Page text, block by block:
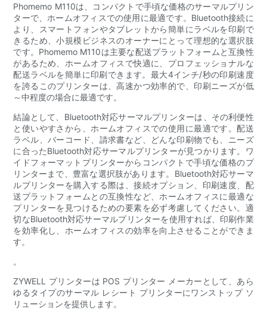
Phomemo M110は、コンパクトで手頃な価格のサーマルプリン
ターで、ホームオフィスでの使用に最適です。Bluetooth接続に
より、スマートフォンやタブレットから簡単にラベルを印刷で
きるため、小規模ビジネスのオーナーにとって理想的な選択肢
です。Phomemo M110は主要な配送プラットフォームと互換性
があるため、ホームオフィスで快適に、プロフェッショナルな
配送ラベルを簡単に印刷できます。最大4インチ/秒の印刷速度
を誇るこのプリンターは、高速かつ効率的で、印刷ニーズが低
～中程度の場合に最適です。
結論として、Bluetooth対応サーマルプリンターは、その利便性
と使いやすさから、ホームオフィスでの使用に最適です。配送
ラベル、バーコード、請求書など、どんな印刷物でも、ニーズ
に合ったBluetooth対応サーマルプリンターが見つかります。ワ
イドフォーマットプリンターからコンパクトで手頃な価格のプ
リンターまで、豊富な選択肢があります。Bluetooth対応サーマ
ルプリンターを購入する際は、接続オプション、印刷速度、配
送プラットフォームとの互換性など、ホームオフィスに最適な
プリンターを見つけるための要素を必ず考慮してください。適
切なBluetooth対応サーマルプリンターを使用すれば、印刷作業
を効率化し、ホームオフィスの効率を向上させることができま
す。
。
ZYWELL プリンターは POS プリンター メーカーとして、あら
ゆるタイプのサーマル レシート プリンターにワンストップ ソ
リューションを提供します。